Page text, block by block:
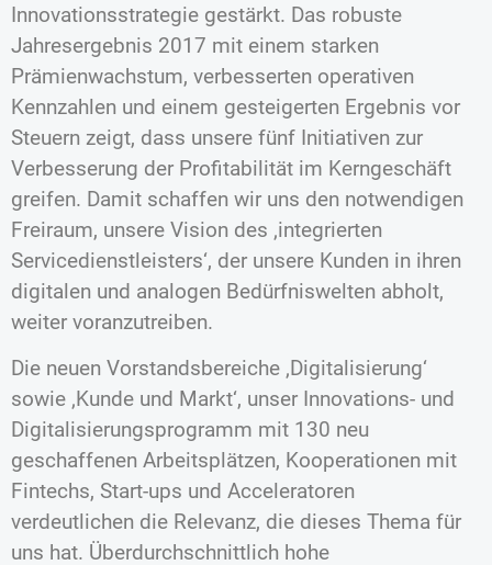
Innovationsstrategie gestärkt. Das robuste
Jahresergebnis 2017 mit einem starken
Prämienwachstum, verbesserten operativen
Kennzahlen und einem gesteigerten Ergebnis vor
Steuern zeigt, dass unsere fünf Initiativen zur
Verbesserung der Profitabilität im Kerngeschäft
greifen. Damit schaffen wir uns den notwendigen
Freiraum, unsere Vision des ‚integrierten
Servicedienstleisters‘, der unsere Kunden in ihren
digitalen und analogen Bedürfniswelten abholt,
weiter voranzutreiben.
Die neuen Vorstandsbereiche ‚Digitalisierung‘
sowie ‚Kunde und Markt‘, unser Innovations- und
Digitalisierungsprogramm mit 130 neu
geschaffenen Arbeitsplätzen, Kooperationen mit
Fintechs, Start-ups und Acceleratoren
verdeutlichen die Relevanz, die dieses Thema für
uns hat. Überdurchschnittlich hohe